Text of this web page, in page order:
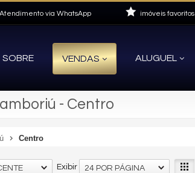
Atendimento via WhatsApp imóveis favoritos
SOBRE VENDAS ALUGUEL
- Centro
Centro
Exibir 24 POR PÁGINA